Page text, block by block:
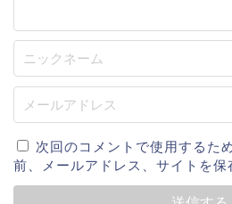
次回のコメントで使用するた
前、メールアドレス、サイトを保